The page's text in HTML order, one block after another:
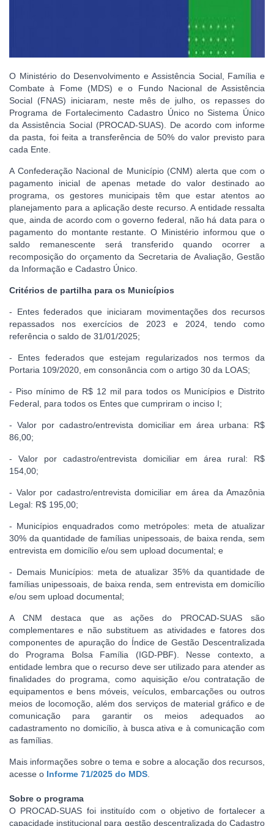
O Ministério do Desenvolvimento e Assistência Social, Família e
Combate à Fome (MDS) e o Fundo Nacional de Assistência
Social (FNAS) iniciaram, neste mês de julho, os repasses do
Programa de Fortalecimento Cadastro Único no Sistema Único
da Assistência Social (PROCAD-SUAS). De acordo com informe
da pasta, foi feita a transferência de 50% do valor previsto para
cada Ente.
A Confederação Nacional de Município (CNM) alerta que com o
pagamento inicial de apenas metade do valor destinado ao
programa, os gestores municipais têm que estar atentos ao
planejamento para a aplicação deste recurso. A entidade ressalta
que, ainda de acordo com o governo federal, não há data para o
pagamento do montante restante. O Ministério informou que o
saldo remanescente será transferido quando ocorrer a
recomposição do orçamento da Secretaria de Avaliação, Gestão
da Informação e Cadastro Único.
Critérios de partilha para os Municípios
- Entes federados que iniciaram movimentações dos recursos
repassados nos exercícios de 2023 e 2024, tendo como
referência o saldo de 31/01/2025;
- Entes federados que estejam regularizados nos termos da
Portaria 109/2020, em consonância com o artigo 30 da LOAS;
- Piso mínimo de R$ 12 mil para todos os Municípios e Distrito
Federal, para todos os Entes que cumpriram o inciso I;
- Valor por cadastro/entrevista domiciliar em área urbana: R$
86,00;
- Valor por cadastro/entrevista domiciliar em área rural: R$
154,00;
- Valor por cadastro/entrevista domiciliar em área da Amazônia
Legal: R$ 195,00;
- Municípios enquadrados como metrópoles: meta de atualizar
30% da quantidade de famílias unipessoais, de baixa renda, sem
entrevista em domicílio e/ou sem upload documental; e
- Demais Municípios: meta de atualizar 35% da quantidade de
famílias unipessoais, de baixa renda, sem entrevista em domicílio
e/ou sem upload documental;
A CNM destaca que as ações do PROCAD-SUAS são
complementares e não substituem as atividades e fatores dos
componentes de apuração do Índice de Gestão Descentralizada
do Programa Bolsa Família (IGD-PBF). Nesse contexto, a
entidade lembra que o recurso deve ser utilizado para atender as
finalidades do programa, como aquisição e/ou contratação de
equipamentos e bens móveis, veículos, embarcações ou outros
meios de locomoção, além dos serviços de material gráfico e de
comunicação para garantir os meios adequados ao
cadastramento no domicílio, à busca ativa e à comunicação com
as famílias.
Mais informações sobre o tema e sobre a alocação dos recursos,
acesse o Informe 71/2025 do MDS.
Sobre o programa
O PROCAD-SUAS foi instituído com o objetivo de fortalecer a
capacidade institucional para gestão descentralizada do Cadastro